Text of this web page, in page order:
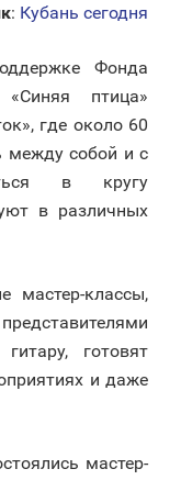
: Кубань сегодня
Фонда
птица»
где около 60
между собой и с
в кругу
в различных
мастер-классы,
готовят
и даже
мастер-